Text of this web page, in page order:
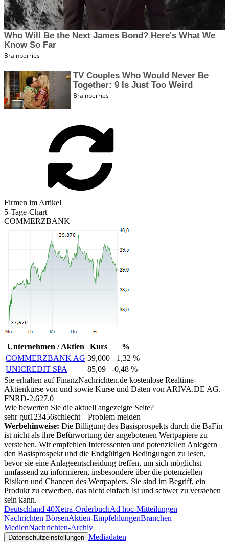
Firmen im Artikel
5-Tage-Chart
COMMERZBANK
Unternehmen / Aktien Kurs
%
COMMERZBANK AG 39,000 +1,32 %
UNICREDIT SPA
85,09
-0,48 %
Sie erhalten auf FinanzNachrichten.de kostenlose Realtime-
Aktienkurse von und sowie Kurse und Daten von ARIVA.DE AG.
FNRD-2.627.0
Wie bewerten Sie die aktuell angezeigte Seite?
sehr gut1 23456schlecht
Problem melden
Werbehinweise: Die Billigung des Basisprospekts durch die BaFin
ist nicht als ihre Befürwortung der angebotenen Wertpapiere zu
verstehen. Wir empfehlen Interessenten und potenziellen Anlegern
den Basisprospekt und die Endgültigen Bedingungen zu lesen,
bevor sie eine Anlageentscheidung treffen, um sich möglichst
umfassend zu informieren, insbesondere über die potenziellen
Risiken und Chancen des Wertpapiers. Sie sind im Begriff, ein
Produkt zu erwerben, das nicht einfach ist und schwer zu verstehen
sein kann.
Deutschland 40Xetra-OrderbuchAd hoc-Mitteilungen
Nachrichten BörsenAktien-EmpfehlungenBranchen
MedienNachrichten-Archiv
Datenschutzeinstellungen Mediadaten